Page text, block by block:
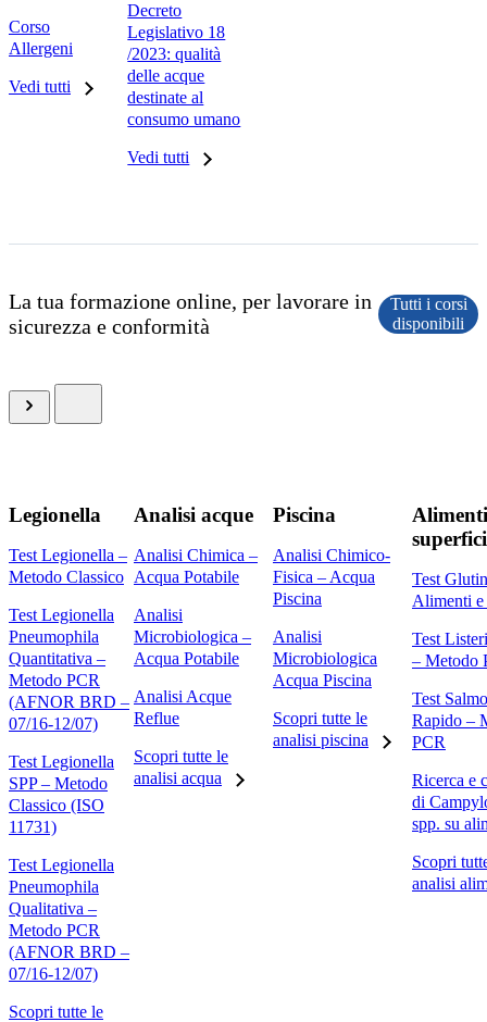
Corso
Allergeni
Vedi tutti
Decreto
Legislativo 18
/2023: qualità
delle acque
destinate al
consumo umano
Vedi tutti
La tua formazione online, per lavorare in
sicurezza e conformità
Tutti i corsi
disponibili
Legionella
Test Legionella –
Metodo Classico
Test Legionella
Pneumophila
Quantitativa –
Metodo PCR
(AFNOR BRD –
07/16-12/07)
Test Legionella
SPP – Metodo
Classico (ISO
11731)
Test Legionella
Pneumophila
Qualitativa –
Metodo PCR
(AFNOR BRD –
07/16-12/07)
Scopri tutte le
Analisi acque
Analisi Chimica –
Acqua Potabile
Analisi
Microbiologica –
Acqua Potabile
Analisi Acque
Reflue
Scopri tutte le
analisi acqua
Piscina
Analisi Chimico-
Fisica – Acqua
Piscina
Analisi
Microbiologica
Acqua Piscina
Scopri tutte le
analisi piscina
superfici
Test
Alimenti
Test
– Metodo
Test
Rapido –
PCR
Ricerca e
di
spp. su
Scopri
analisi